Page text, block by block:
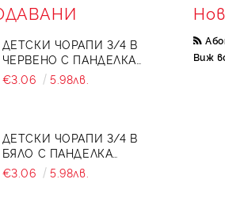
ДЕТСКИ ЧОРАПИ 3/4 В
ЧЕРВЕНО С ПАНДЕЛКА
734897
€3.06 5.98лв.
ДЕТСКИ ЧОРАПИ 3/4 В
БЯЛО С ПАНДЕЛКА
7465464 ОТ КОЛЕКЦИЯ
СНЕЖИНА
€3.06 5.98лв.
Виж